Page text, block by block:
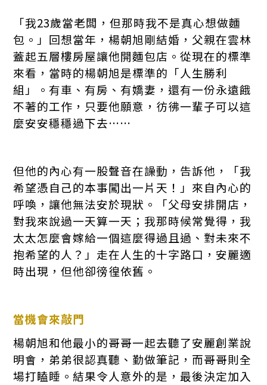
「我23歲當老闆，但那時我不是真心想做麵
包。」回想當年，楊朝旭剛結婚，父親在雲林
蓋起五層樓房屋讓他開麵包店。從現在的標準
來看，當時的楊朝旭是標準的「人生勝利
組」。有車、有房、有嬌妻，還有一份永遠餓
不著的工作，只要他願意，彷彿一輩子可以這
麼安安穩穩過下去……
但他的內心有一股聲音在譟動，告訴他，「我
希望憑自己的本事闖出一片天！」來自內心的
呼喚，讓他無法安於現狀。「父母安排開店，
對我來說過一天算一天；我那時候常覺得，我
太太怎麼會嫁給一個這麼得過且過、對未來不
抱希望的人？」走在人生的十字路口，安麗適
時出現，但他卻徬徨依舊。
當機會來敲門
楊朝旭和他最小的哥哥一起去聽了安麗創業說
明會，弟弟很認真聽、勤做筆記，而哥哥則全
場打瞌睡。結果令人意外的是，最後決定加入